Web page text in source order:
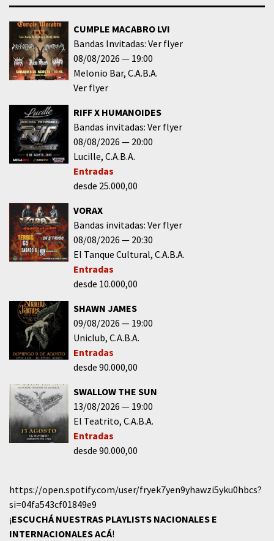
CUMPLE MACABRO LVI
Bandas Invitadas: Ver flyer
08/08/2026
19:00
Melonio Bar C.A.B.A.
Ver flyer
RIFF X HUMANOIDES
Bandas invitadas: Ver flyer
08/08/2026
20:00
Lucille C.A.B.A.
Entradas
desde 25.000,00
VORAX
Bandas invitadas: Ver flyer
08/08/2026
20:30
El Tanque Cultural C.A.B.A.
Entradas
desde 10.000,00
SHAWN JAMES
09/08/2026
19:00
Uniclub C.A.B.A.
Entradas
desde 90.000,00
SWALLOW THE SUN
13/08/2026
19:00
El Teatrito C.A.B.A.
Entradas
desde 90.000,00
https://open.spotify.com/user/fryek7yen9yhawzi5yku0hbcs?
si=04fa543cf01849e9
¡ESCUCHÁ NUESTRAS PLAYLISTS NACIONALES E
INTERNACIONALESACÁ!